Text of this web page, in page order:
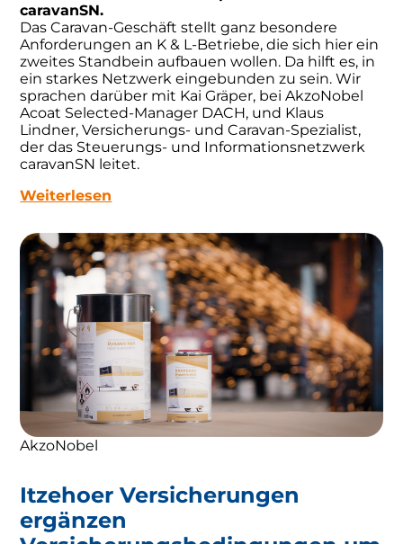
caravanSN.
Das Caravan-Geschäft stellt ganz besondere
Anforderungen an K & L-Betriebe, die sich hier ein
zweites Standbein aufbauen wollen. Da hilft es, in
ein starkes Netzwerk eingebunden zu sein. Wir
sprachen darüber mit Kai Gräper, bei AkzoNobel
Acoat Selected-Manager DACH, und Klaus
Lindner, Versicherungs- und Caravan-Spezialist,
der das Steuerungs- und Informationsnetzwerk
caravanSN leitet.
Weiterlesen
AkzoNobel
Itzehoer Versicherungen
ergänzen